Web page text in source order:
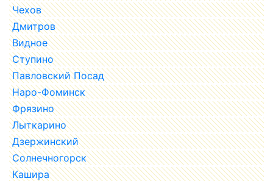
Чехов
Дмитров
Видное
Ступино
Павловский Посад
Наро-Фоминск
Фрязино
Лыткарино
Дзержинский
Солнечногорск
Кашира